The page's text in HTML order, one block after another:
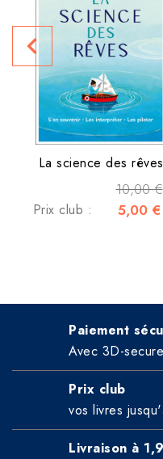
La science des rêves
10,00 €
Prix club : 5,00 €
navigate_before
Paiement
Avec 3D-secure
Prix club
vos livres
Livraison à